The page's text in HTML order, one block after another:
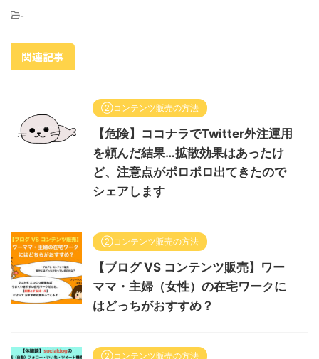
-
関連記事
②コンテンツ販売の方法
【危険】ココナラでTwitter外注運用
を頼んだ結果…拡散効果はあったけ
ど、注意点がポロポロ出てきたので
シェアします
②コンテンツ販売の方法
【ブログ VS コンテンツ販売】ワー
ママ・主婦（女性）の在宅ワークに
はどっちがおすすめ？
②コンテンツ販売の方法